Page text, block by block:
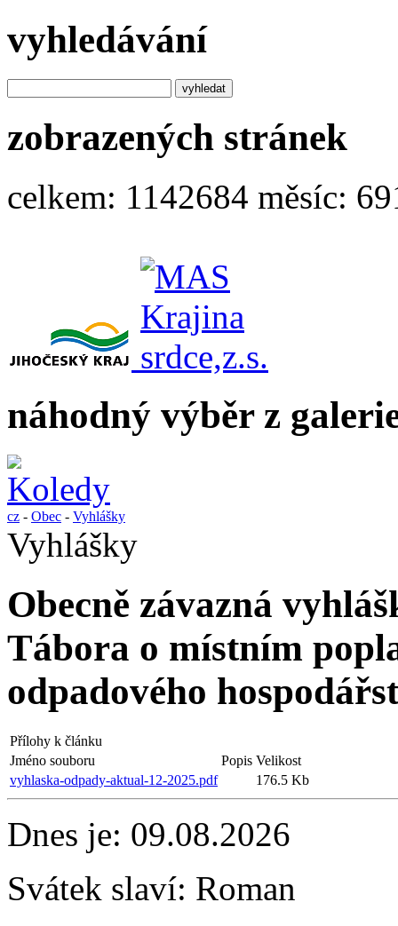
vyhledávání
zobrazených stránek
celkem: 1142684 měsíc:
náhodný výběr z
cz - Obec - Vyhlášky
Vyhlášky
Obecně závazná
Tábora o místním
odpadového
Přílohy k článku
Jméno souboru
Popis Velikost
vyhlaska-odpady-aktual-12-2025.pdf
176.5 Kb
Dnes je: 09.08.2026
Svátek slaví: Roman